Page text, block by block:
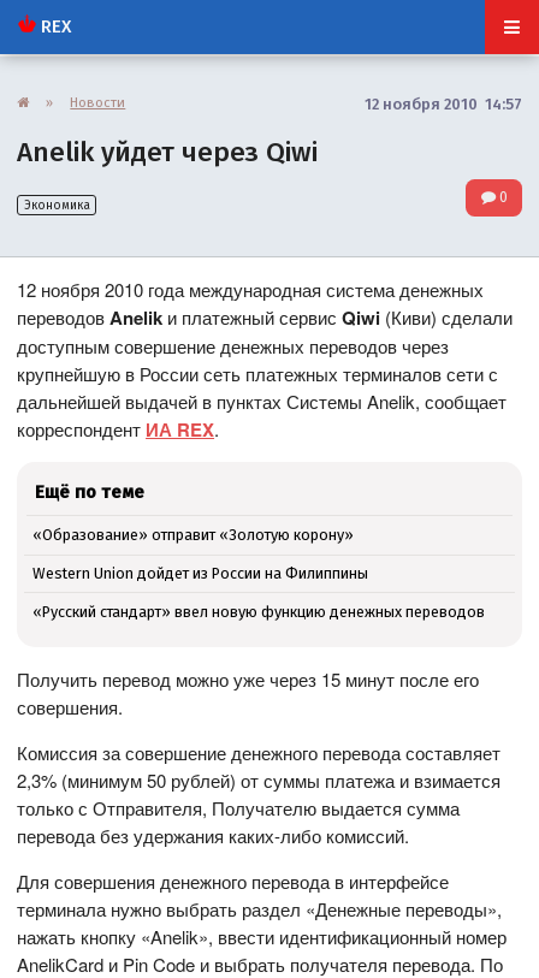
REX
» Новости 12 ноября 2010 14:57
Anelik уйдет через Qiwi
Экономика 0
12 ноября 2010 года международная система денежных
переводовAnelik и платежный сервис Qiwi (Киви) сделали
доступным совершение денежных переводов через
крупнейшую в России сеть платежных терминалов сети с
дальнейшей выдачей в пунктах Системы Anelik, сообщает
корреспондент ИА REX.
Ещё по теме
«Образование» отправит «Золотую корону»
Western Union дойдет из России на Филиппины
«Русский стандарт» ввел новую функцию денежных переводов
Получить перевод можно уже через 15 минут после его
совершения.
Комиссия за совершение денежного перевода составляет
2,3% (минимум 50 рублей) от суммы платежа и взимается
только с Отправителя, Получателю выдается сумма
перевода без удержания каких-либо комиссий.
Для совершения денежного перевода в интерфейсе
терминала нужно выбрать раздел «Денежные переводы»,
нажать кнопку «Anelik», ввести идентификационный номер
AnelikCard и Pin Code и выбрать получателя перевода. По